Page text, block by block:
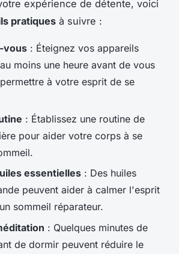
expérience de détente, voici
pratiques à suivre :
vous : Éteignez vos appareils
moins une heure avant de vous
à votre esprit de se
: Établissez une routine de
pour aider votre corps à se
essentielles : Des huiles
peuvent aider à calmer l'esprit
sommeil réparateur.
: Quelques minutes de
de dormir peuvent réduire le